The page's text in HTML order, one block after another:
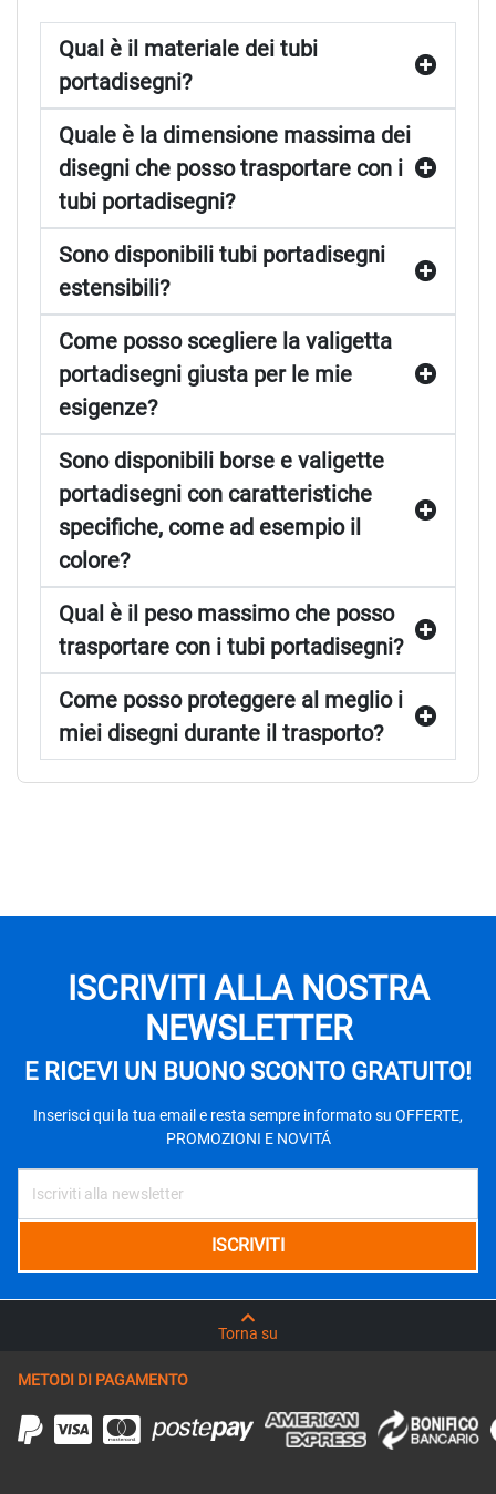
Qual è il materiale dei tubi
portadisegni?
Quale è la dimensione massima dei
disegni che posso trasportare con i
tubi portadisegni?
Sono disponibili tubi portadisegni
estensibili?
Come posso scegliere la valigetta
portadisegni giusta per le mie
esigenze?
Sono disponibili borse e valigette
portadisegni con caratteristiche
specifiche, come ad esempio il
colore?
Qual è il peso massimo che posso
trasportare con i tubi portadisegni?
Come posso proteggere al meglio i
miei disegni durante il trasporto?
ISCRIVITI ALLA NOSTRA
NEWSLETTER
E RICEVI UN BUONO SCONTO GRATUITO!
Inserisci qui la tua email e resta sempre informato su OFFERTE,
PROMOZIONI E NOVITÁ
Torna su
METODI DI PAGAMENTO